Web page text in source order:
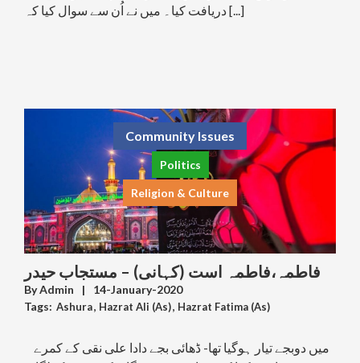
دریافت کیا۔ میں نے اُن سے سوال کیا کہ [...]
Community Issues
Politics
Religion & Culture
فاطمہ،فاطمہ است (کہانی) – مستجاب حیدر
ByAdmin |
14-January-2020
Tags: Ashura, Hazrat Ali (As), Hazrat Fatima (As)